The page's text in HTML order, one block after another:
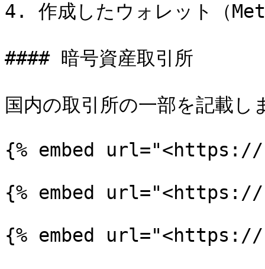
4. 作成したウォレット（
#### 暗号資産取引所
国内の取引所の一部を記載し
{% embed
{% embed
{% embed